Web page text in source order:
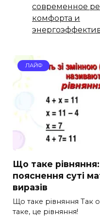
современное
комфорта и
ЛАЙФ
Що таке
пояснення суті
виразів
Що таке рівняння Так
таке, це рівняння!